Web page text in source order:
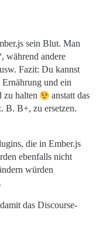
sein Blut. Man
während andere
Fazit: Du kannst
und ein
zu halten
anstatt das
B. B+, zu ersetzen.
die in Ember.js
ebenfalls nicht
würden
das Discourse-